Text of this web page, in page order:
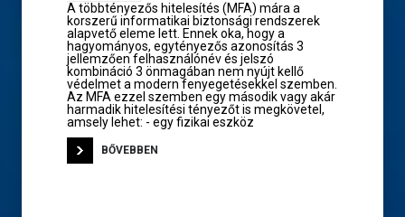
A többtényezős hitelesítés (MFA) mára a
korszerű informatikai biztonsági rendszerek
alapvető eleme lett. Ennek oka, hogy a
hagyományos, egytényezős azonosítás 3
jellemzően felhasználónév és jelszó
kombináció 3 önmagában nem nyújt kellő
védelmet a modern fenyegetésekkel szemben.
Az MFA ezzel szemben egy második vagy akár
harmadik hitelesítési tényezőt is megkövetel,
amsely lehet: - egy fizikai eszköz
BŐVEBBEN